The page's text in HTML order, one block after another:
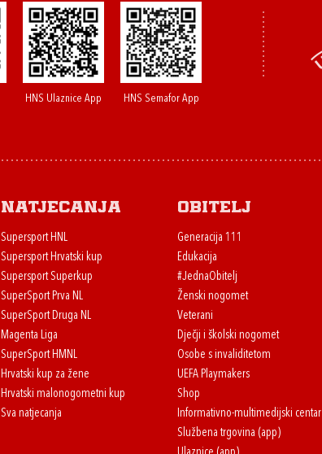
HNS Ulaznice App HNS Semafor App
Natjecanja
Supersport HNL
Supersport Hrvatski kup
Supersport Superkup
SuperSport Prva NL
SuperSport Druga NL
Magenta Liga
SuperSport HMNL
Hrvatski kup za žene
Hrvatski malonogometni kup
Sva natjecanja
Obitelj
Generacija 111
Edukacija
#JednaObitelj
Ženski nogomet
Veterani
Dječji i školski nogomet
Osobe s invaliditetom
UEFA Playmakers
Shop
Informativno-multimedijski centar
Službena trgovina (app)